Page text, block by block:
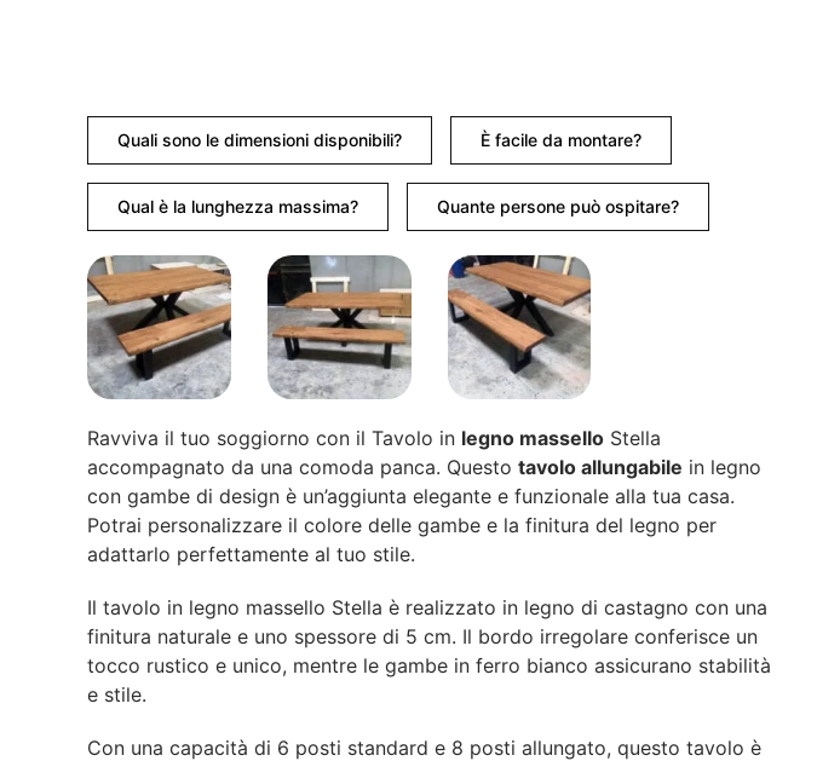
Quali sono le dimensioni disponibili? È facile da montare?
Qual è la lunghezza massima? Quante persone può ospitare?
Ravviva il tuo soggiorno con il Tavolo in legno massello Stella
accompagnato da una comoda panca. Questo tavolo allungabile in legno
con gambe di design è un’aggiunta elegante e funzionale alla tua casa.
Potrai personalizzare il colore delle gambe e la finitura del legno per
adattarlo perfettamente al tuo stile.
Il tavolo in legno massello Stella è realizzato in legno di castagno con una
finitura naturale e uno spessore di 5 cm. Il bordo irregolare conferisce un
tocco rustico e unico, mentre le gambe in ferro bianco assicurano stabilità
e stile.
Con una capacità di 6 posti standard e 8 posti allungato, questo tavolo è